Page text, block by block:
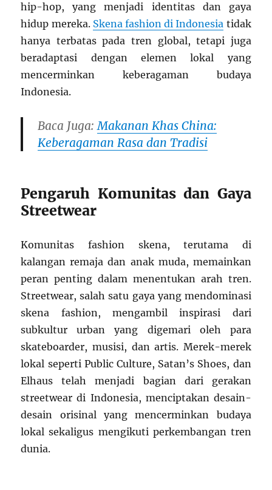
hip-hop, yang menjadi identitas dan gaya
hidup mereka. Skena fashion di Indonesia tidak
hanya terbatas pada tren global, tetapi juga
beradaptasi dengan elemen lokal yang
mencerminkan keberagaman budaya
Indonesia.
Baca Juga:Makanan Khas China:
Keberagaman Rasa dan Tradisi
Pengaruh Komunitas dan Gaya
Streetwear
Komunitas fashion skena, terutama di
kalangan remaja dan anak muda, memainkan
peran penting dalam menentukan arah tren.
Streetwear, salah satu gaya yang mendominasi
skena fashion, mengambil inspirasi dari
subkultur urban yang digemari oleh para
skateboarder, musisi, dan artis. Merek-merek
lokal seperti Public Culture, Satan’s Shoes, dan
Elhaus telah menjadi bagian dari gerakan
streetwear di Indonesia, menciptakan desain-
desain orisinal yang mencerminkan budaya
lokal sekaligus mengikuti perkembangan tren
dunia.